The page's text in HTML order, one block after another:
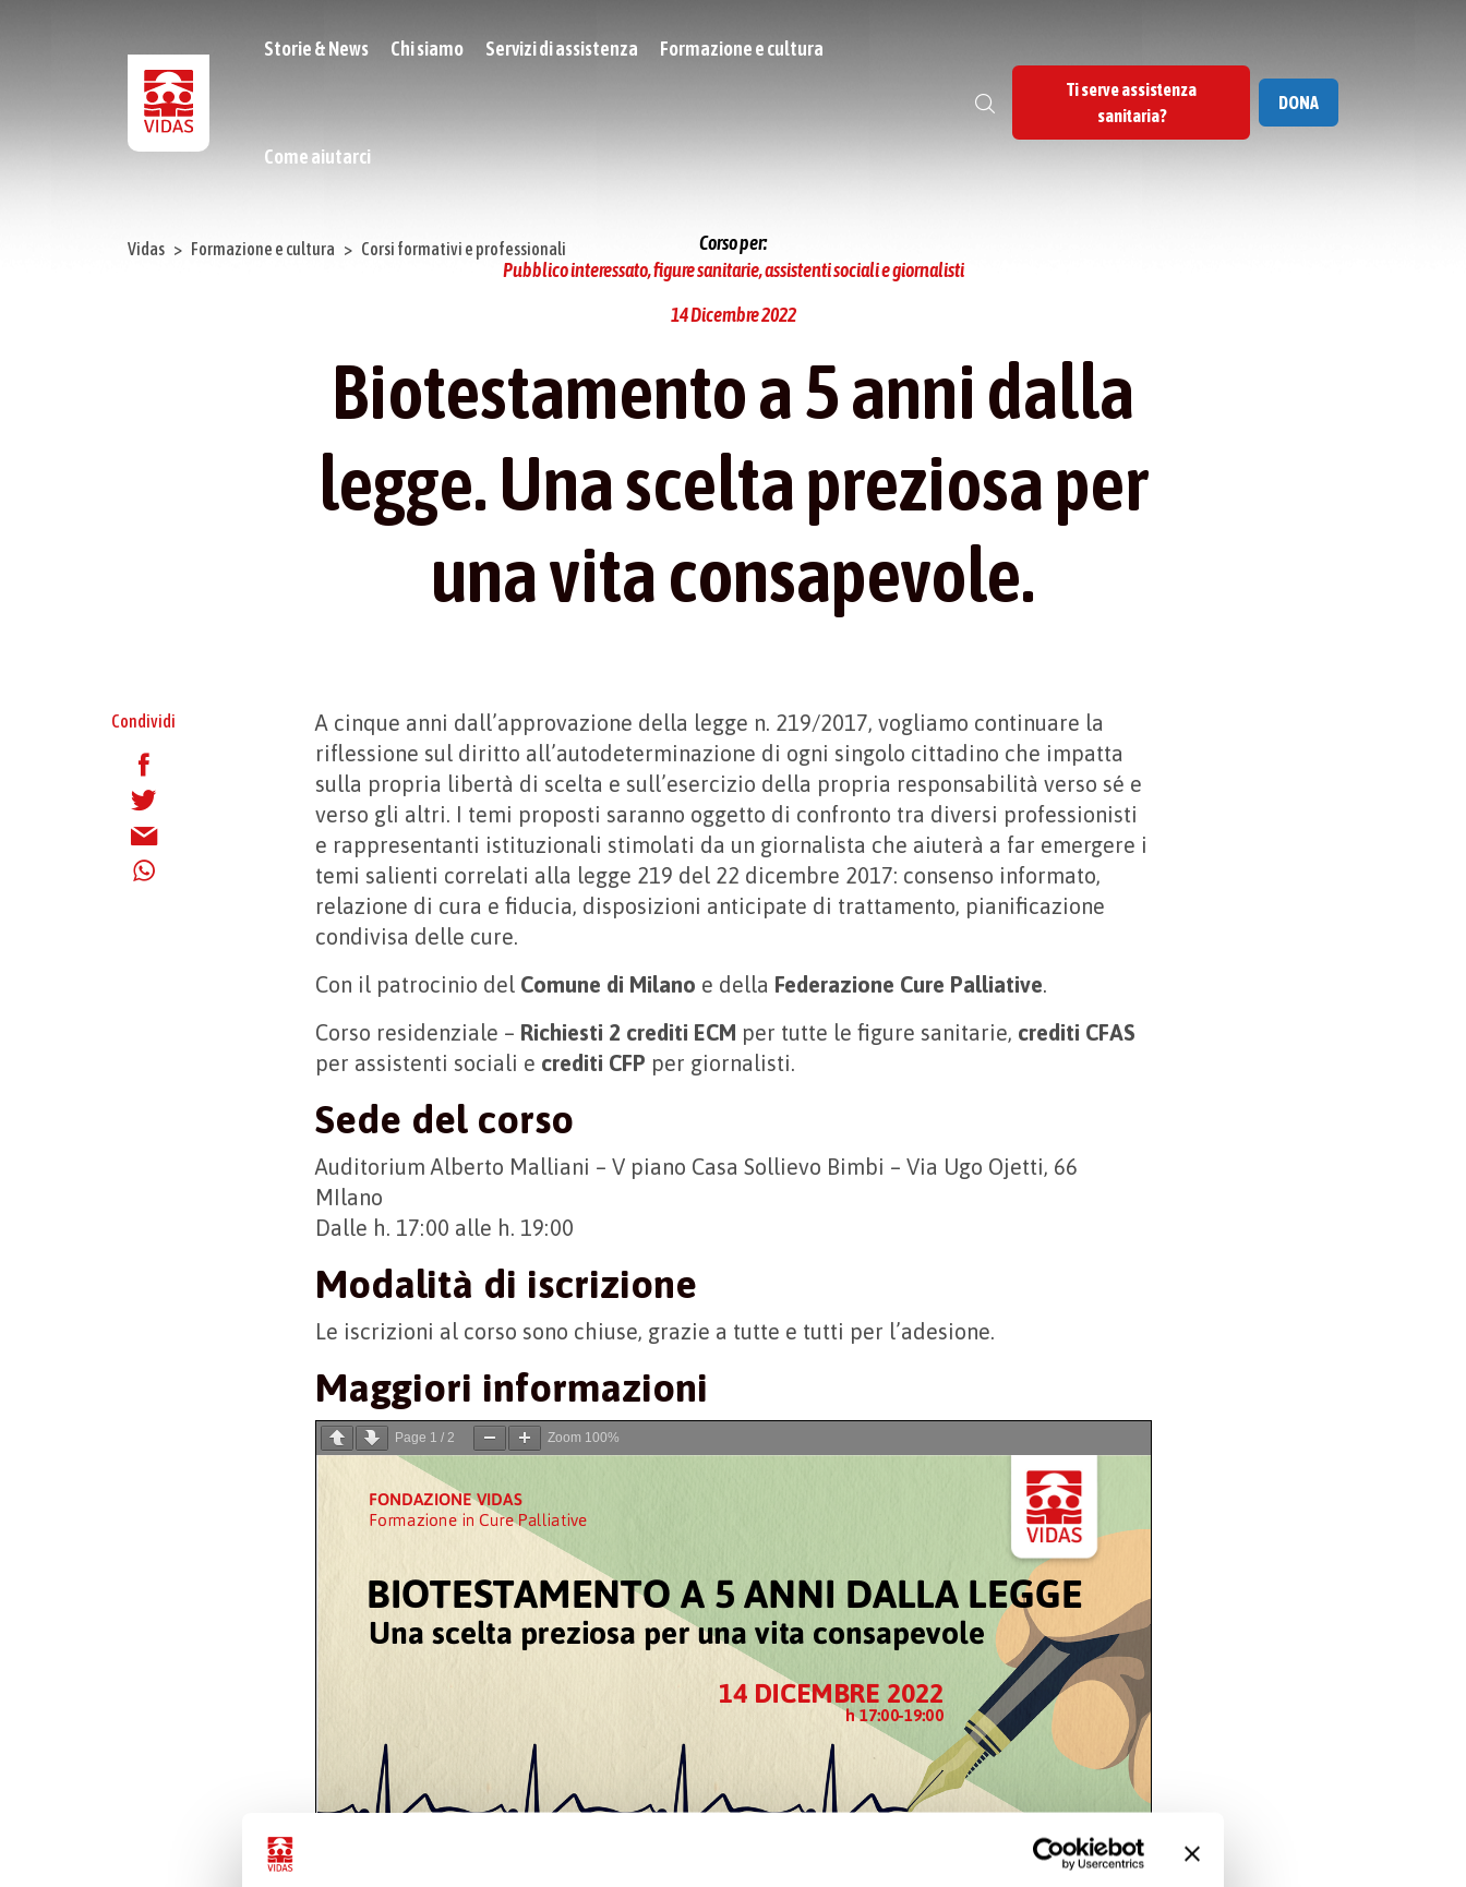
Storie & News Chi siamo Servizi di assistenza Formazione e cultura
Come aiutarci
Ti serve assistenza
sanitaria?
DONA
Vidas Formazione e cultura Corsi formativi e professionali
Corso per:
Pubblico interessato, figure sanitarie, assistenti sociali e giornalisti
14 Dicembre 2022
Biotestamento a 5 anni dalla
legge. Una scelta preziosa per
una vita consapevole.
Condividi
A cinque anni dall’approvazione della legge n. 219/2017, vogliamo continuare la
riflessione sul diritto all’autodeterminazione di ogni singolo cittadino che impatta
sulla propria libertà di scelta e sull’esercizio della propria responsabilità verso sé e
verso gli altri. I temi proposti saranno oggetto di confronto tra diversi professionisti
e rappresentanti istituzionali stimolati da un giornalista che aiuterà a far emergere i
temi salienti correlati alla legge 219 del 22 dicembre 2017: consenso informato,
relazione di cura e fiducia, disposizioni anticipate di trattamento, pianificazione
condivisa delle cure.
Con il patrocinio del Comune di Milano e della Federazione Cure Palliative.
Corso residenziale – Richiesti 2 crediti ECM per tutte le figure sanitarie, crediti CFAS
per assistenti sociali e crediti CFP per giornalisti.
Sede del corso
Auditorium Alberto Malliani – V piano Casa Sollievo Bimbi – Via Ugo Ojetti, 66
MIlano
Dalle h. 17:00 alle h. 19:00
Modalità di iscrizione
Le iscrizioni al corso sono chiuse, grazie a tutte e tutti per l’adesione.
Maggiori informazioni
Page 1 /2 Zoom 100%